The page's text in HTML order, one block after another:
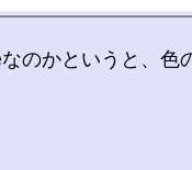
のかというと、色